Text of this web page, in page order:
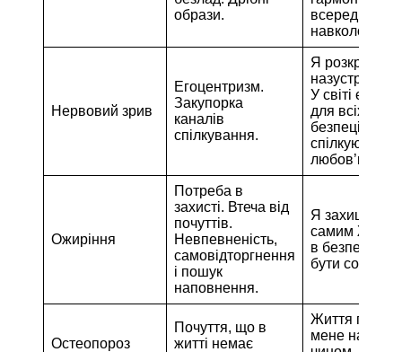
образи.
всередині
навколо
Нервовий зрив
Егоцентризм.
Закупорка
каналів
спілкування.
Я
назустріч
У світі є місце
для всіх нас.
безпеці. Я
спілкуюся з
любов’ю.
Ожиріння
Потреба в
захисті. Втеча від
почуттів.
Невпевненість,
самовідторгнення
і пошук
наповнення.
Я захищений
самим
в безпеці,
бути собою.
Остеопороз
Почуття, що в
житті немає
Життя
мене